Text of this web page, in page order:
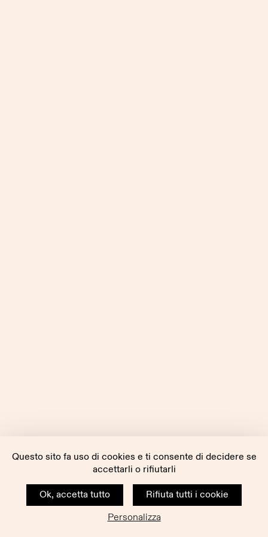
Questo sito fa uso di cookies e ti consente di decidere se
accettarli o rifiutarli
Ok, accetta tutto
Rifiuta tutti i cookie
Personalizza